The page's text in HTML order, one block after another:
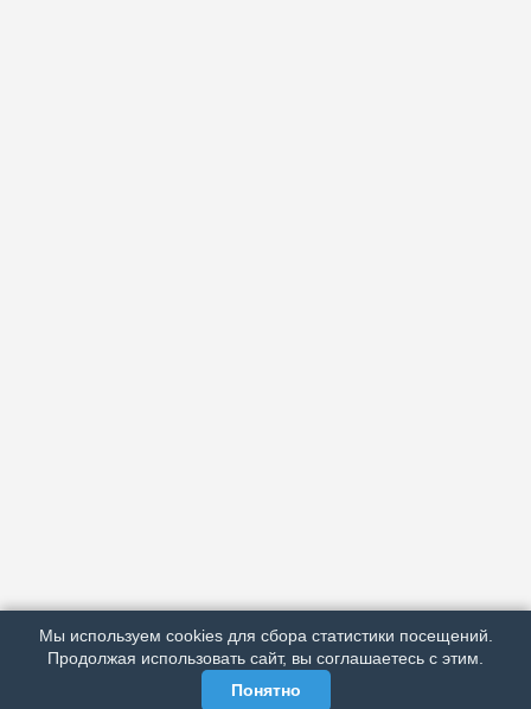
РЕКЛАМА У НАС
МЫ В СОЦСЕТЯХ
Мы используем cookies для сбора статистики посещений.
Продолжая использовать сайт, вы соглашаетесь с этим.
Понятно